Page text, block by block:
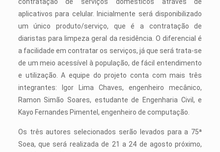
aplicativos para celular. Inicialmente será disponibilizado
um único produto/serviço, que é a contratação de
diaristas para limpeza geral da residência. O diferencial é
a facilidade em contratar os serviços, já que será trata-se
de um meio acessível à população, de fácil entendimento
e utilização. A equipe do projeto conta com mais três
integrantes: Igor Lima Chaves, engenheiro mecânico,
Ramon Simão Soares, estudante de Engenharia Civil, e
Kayo Fernandes Pimentel, engenheiro de computação.
Os três autores selecionados serão levados para a 75ª
Soea, que será realizada de 21 a 24 de agosto próximo,